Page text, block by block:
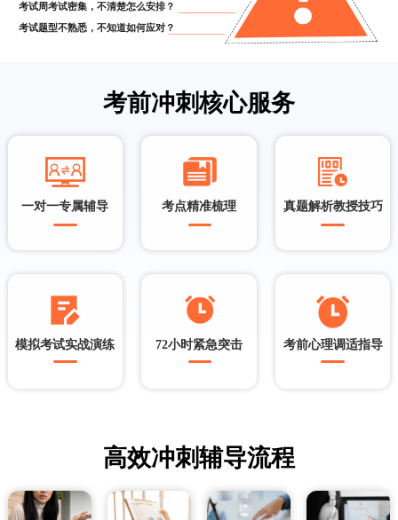
考试周考试密集，不清楚怎么安排？
考试题型不熟悉，不知道如何应对？
考前冲刺核心服务
一对一专属辅导
制定个性化学习方案
实时互动答疑解惑
短期冲刺稳分通过
考点精准梳理
薄弱点查漏补缺
高频考点归纳梳理
搭建清晰的思维导图
真题解析教授技巧
详细解析历年考试真题
合理管理和分配时间
分析与规避常见错误
模拟考试实战演练
错题讲解针对性复习
72小时紧急突击
考前心理调适指导
考前心理调适指导
高效冲刺辅导流程